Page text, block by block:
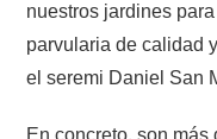
nuestros jardines
parvularia de calidad
el seremi Daniel San
En concreto, son